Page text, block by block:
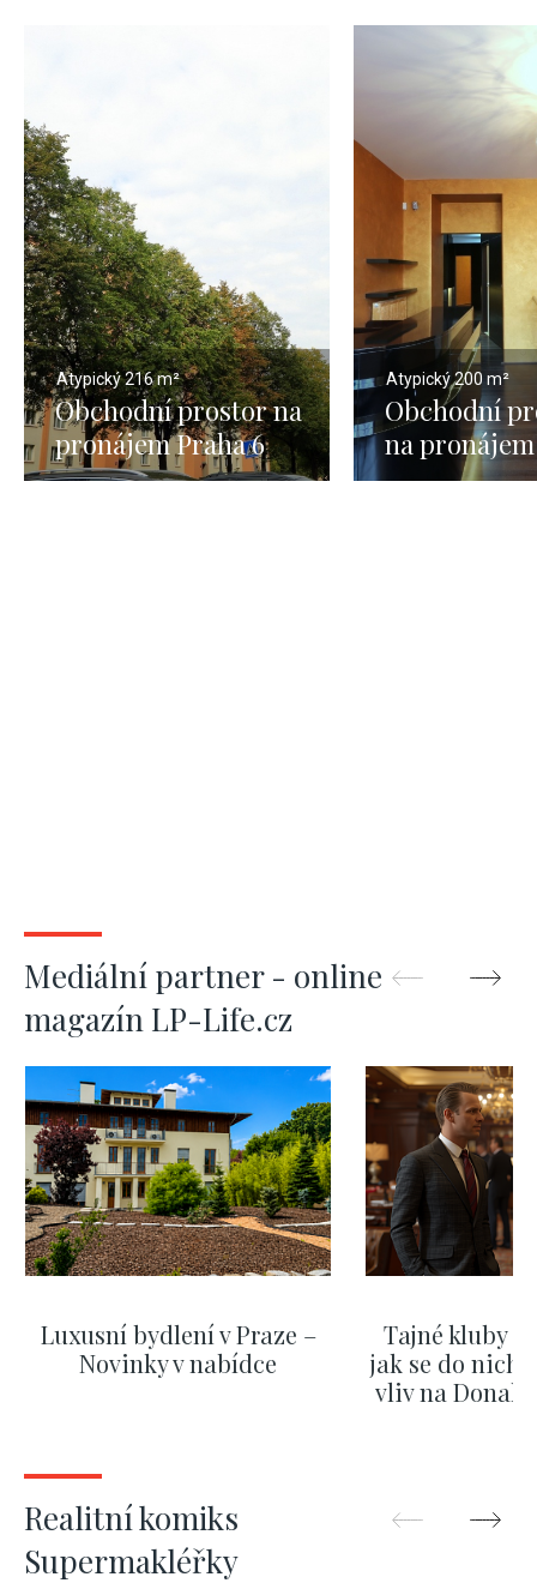
Atypický216 m²
Obchodní prostor na
pronájem Praha 6
Atypický200 m²
Obchodní
na
6
Mediální partner - online
magazín LP-Life.cz
Luxusní bydlení v Praze –
Novinky v nabídce
Tajné kluby
jak se do nich
vliv na
Realitní komiks
Supermakléřky